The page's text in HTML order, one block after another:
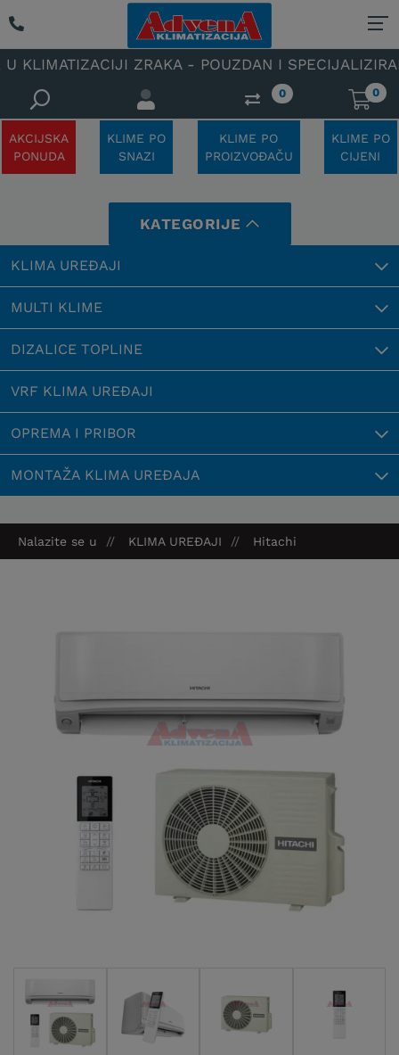
ZRAKA - POUZDAN I SPECIJALIZIRAN
0 0
AKCIJSKA
PONUDA
KLIME PO
SNAZI
KLIME PO
PROIZVOĐAČU
KLIME PO
CIJENI
KATEGORIJE
KLIMA UREĐAJI
MULTI KLIME
DIZALICE TOPLINE
VRF KLIMA UREĐAJI
OPREMA I PRIBOR
MONTAŽA KLIMA UREĐAJA
Nalazite se u KLIMA UREĐAJI Hitachi